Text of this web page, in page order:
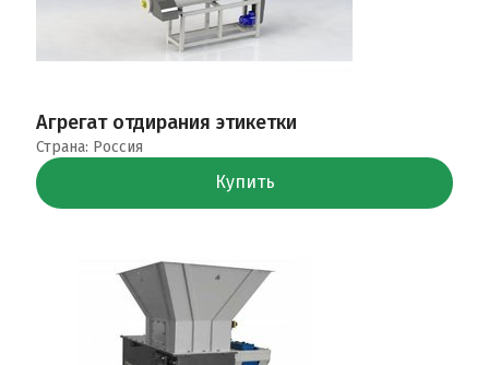
Агрегат отдирания этикетки
Страна: Россия
Купить